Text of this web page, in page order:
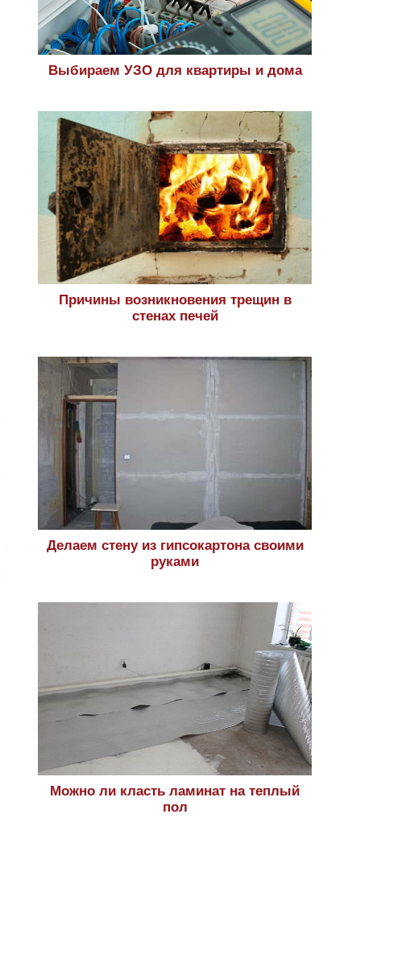
Выбираем УЗО для квартиры и дома
Причины возникновения трещин в
стенах печей
Делаем стену из гипсокартона своими
руками
Можно ли класть ламинат на теплый
пол